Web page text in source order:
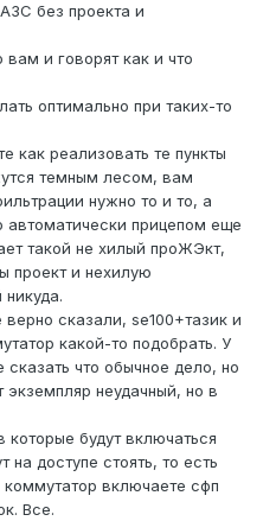
без проекта и
вам и говорят как и что
оптимально при таких-то
как реализовать те пункты
темным лесом, вам
нужно то и то, а
автоматически прицепом еще
такой не хилый проЖЭкт,
проект и нехилую
сказали, se100+тазик и
какой-то подобрать. У
сказать что обычное дело, но
неудачный, но в
будут включаться
доступе стоять, то есть
включаете сфп
Все.